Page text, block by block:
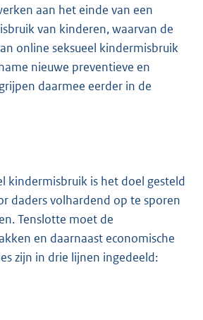
aan het einde van een
van kinderen, waarvan de
online seksueel kindermisbruik
nieuwe preventieve en
daarmee eerder in de
kindermisbruik is het doel gesteld
daders volhardend op te sporen
Tenslotte moet de
en daarnaast economische
zijn in drie lijnen ingedeeld: